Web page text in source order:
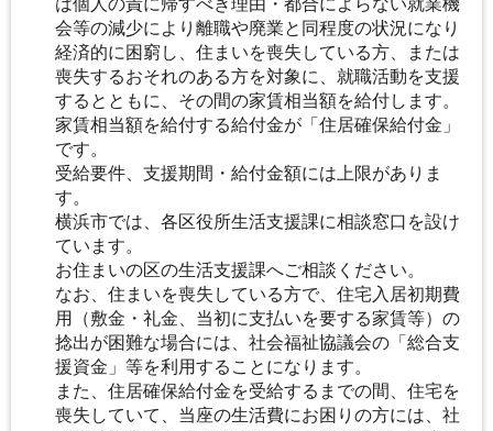
は個人の責に帰すべき理由・都合によらない就業機
会等の減少により離職や廃業と同程度の状況になり
経済的に困窮し、住まいを喪失している方、または
喪失するおそれのある方を対象に、就職活動を支援
するとともに、その間の家賃相当額を給付します。
家賃相当額を給付する給付金が「住居確保給付金」
です。
受給要件、支援期間・給付金額には上限がありま
す。
横浜市では、各区役所生活支援課に相談窓口を設け
ています。
お住まいの区の生活支援課へご相談ください。
なお、住まいを喪失している方で、住宅入居初期費
用（敷金・礼金、当初に支払いを要する家賃等）の
捻出が困難な場合には、社会福祉協議会の「総合支
援資金」等を利用することになります。
また、住居確保給付金を受給するまでの間、住宅を
喪失していて、当座の生活費にお困りの方には、社